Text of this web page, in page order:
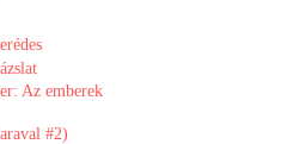
Az emberek
#2)